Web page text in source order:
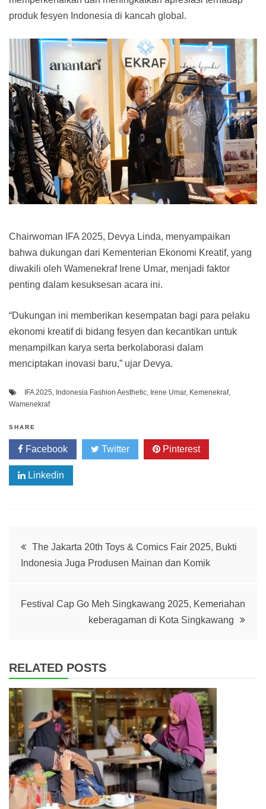
produk fesyen Indonesia di kancah global.
Chairwoman IFA 2025, Devya Linda, menyampaikan
bahwa dukungan dari Kementerian Ekonomi Kreatif, yang
diwakili oleh Wamenekraf Irene Umar, menjadi faktor
penting dalam kesuksesan acara ini.
“Dukungan ini memberikan kesempatan bagi para pelaku
ekonomi kreatif di bidang fesyen dan kecantikan untuk
menampilkan karya serta berkolaborasi dalam
menciptakan inovasi baru,” ujar Devya.
IFA 2025 Indonesia Fashion Aesthetic Irene Umar, Kemenekraf,
Wamenekraf
SHARE
Facebook Twitter Pinterest
Linkedin
Post
navigation
The Jakarta 20th Toys & Comics Fair 2025, Bukti
Indonesia Juga Produsen Mainan dan Komik
Festival Cap Go Meh Singkawang 2025, Kemeriahan
keberagaman di Kota Singkawang
RELATED POSTS